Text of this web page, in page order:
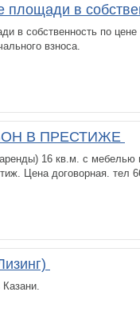
площади в
в собственность по
взноса.
В ПРЕСТИЖЕ
16 кв.м. с мебелью
Цена договорная. тел